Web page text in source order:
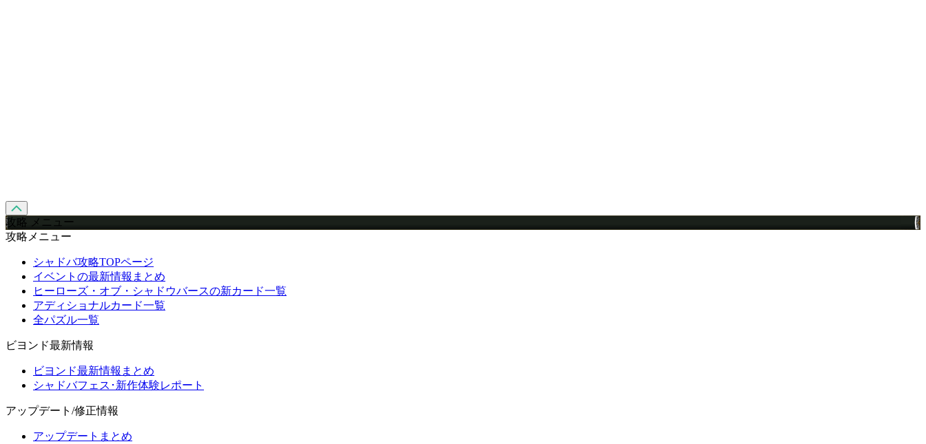
攻略 メニュー
攻略メニュー
シャドバ攻略TOPページ
イベントの最新情報まとめ
ヒーローズ・オブ・シャドウバースの新カード一覧
アディショナルカード一覧
全パズル一覧
ビヨンド最新情報
ビヨンド最新情報まとめ
シャドバフェス･新作体験レポート
アップデート/修正情報
アップデートまとめ